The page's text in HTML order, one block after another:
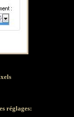
réglages: